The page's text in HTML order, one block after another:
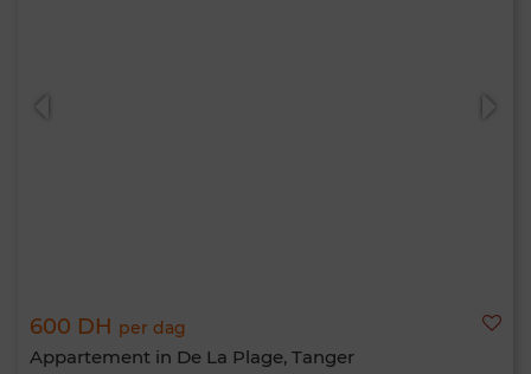
600 DH per dag
Appartement in De La Plage, Tanger